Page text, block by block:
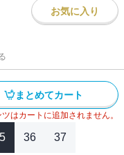
お気に入り
まとめてカート
はカートに追加されません。
36 37